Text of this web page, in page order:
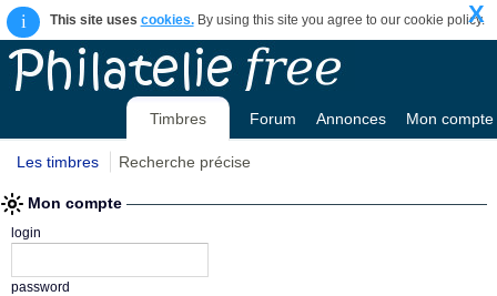
i This site uses cookies.By using this site you agree to our cookie policy.
X
Timbres Forum Annonces Mon compte
Les timbres Recherche précise
Mon compte
login
password